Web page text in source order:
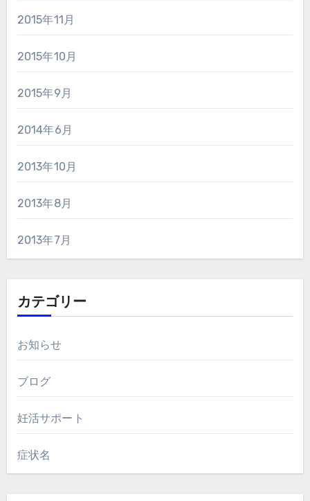
2015年11月
2015年10月
2015年9月
2014年6月
2013年10月
2013年8月
2013年7月
カテゴリー
お知らせ
ブログ
妊活サポート
症状名